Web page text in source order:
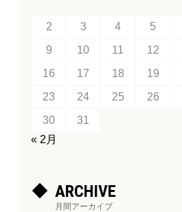
2
3 4 5
9
10 11 12
16
17 18 19
23
24 25 26
30
31
« 2月
ARCHIVE
月間アーカイブ